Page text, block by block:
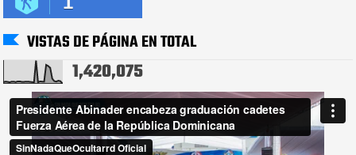
VISTAS DE PÁGINA EN TOTAL
1,420,075